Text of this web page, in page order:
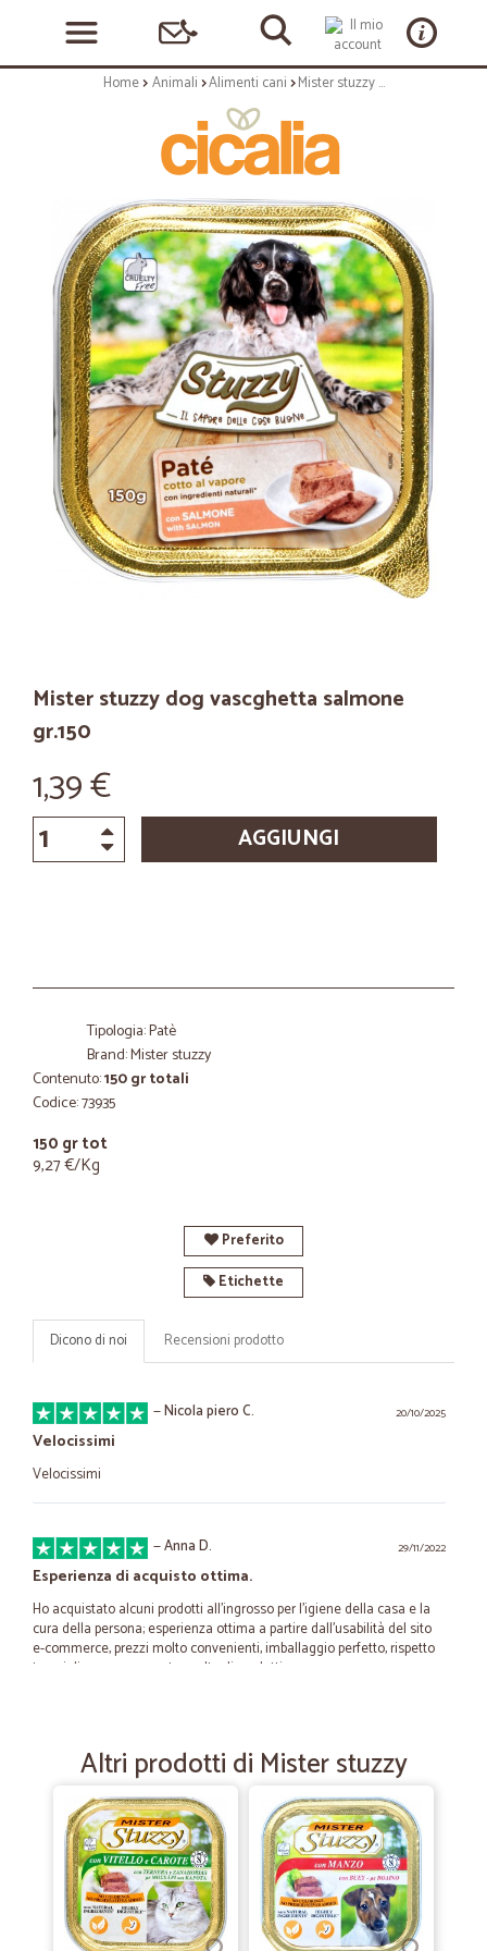
Home Animali Alimenti cani Mister stuzzy dog vascghetta salmone gr.150
Mister stuzzy dog vascghetta salmone
gr.150
1,39 €
AGGIUNGI
Tipologia: Patè
Brand: Mister stuzzy
Contenuto:150 gr totali
Codice: 73935
150 gr tot
9,27 €/Kg
Preferito
Etichette
Dicono di noi Recensioni prodotto
20/10/2025
—Nicola piero C.
Velocissimi
Velocissimi
29/11/2022
—Anna D.
Esperienza di acquisto ottima.
Ho acquistato alcuni prodotti all'ingrosso per l'igiene della casa e la
cura della persona; esperienza ottima a partire dall'usabilità del sito
e-commerce, prezzi molto convenienti, imballaggio perfetto, rispetto
tempi di consegna, vasta scelta di prodotti.
Spesa rapida
Mi sono affidata a Cicalia che si trova a Mantova perché ho visto,sul
sito,avere su più di una cosa,prezzi più bassi rispetto a tanti negozi di
Milano. La consegna è arrivata il giorno dopo L ordine, molto puntuali
e cortesi quando ho chiamato per un piccolo problema riguardante il
pagamento. Rachele
Altri prodotti di Mister stuzzy